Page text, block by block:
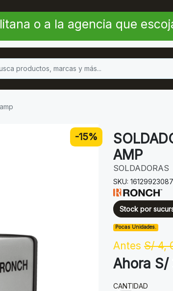
o a la agencia que
-15%
AMP
SOLDADORAS
SKU:
Stock por
Pocas Unidades.
Antes S/ 4,
Ahora
CANTIDAD